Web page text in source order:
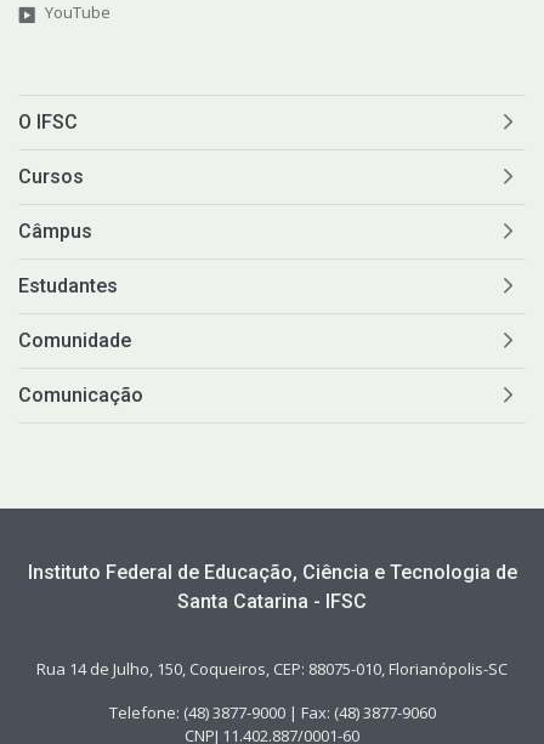
YouTube
O IFSC
Cursos
Câmpus
Estudantes
Comunidade
Comunicação
Instituto Federal de Educação, Ciência e Tecnologia de
Santa Catarina - IFSC
Rua 14 de Julho, 150, Coqueiros, CEP: 88075-010, Florianópolis-SC
Telefone: (48) 3877-9000 | Fax: (48) 3877-9060
CNPJ 11.402.887/0001-60